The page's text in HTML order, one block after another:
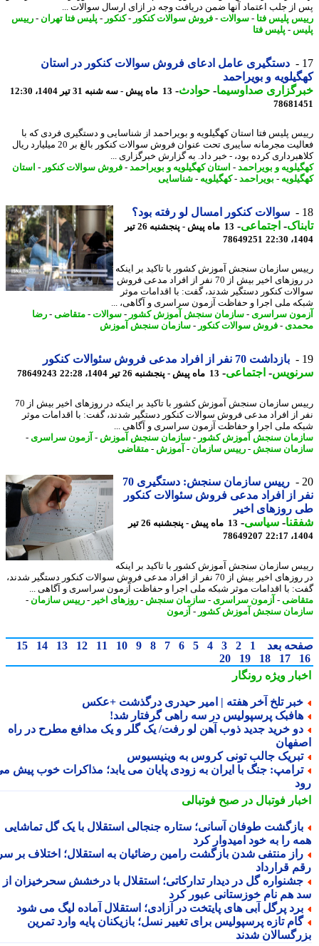
جلب اعتماد آنها ضمن دریافت وجه در ازای ارسال سوالات ...
پلیس فتا- سوالات -فروش سوالات کنکور-کنکور-پلیس فتا تهران-
رییس
-پلیس فتا
دستگیری عامل ادعای فروش سوالات کنکور در استان
و بویراحمد
صداوسیما-حوادث -13 ماه پیش - سه شنبه 31 تیر 1404، 12:30
پلیس فتا استان کهگیلویه و بویراحمد از شناسایی و دستگیری فردی که با
فعالیت مجرمانه سایبری تحت عنوان فروش سوالات کنکور بالغ بر 20 میلیارد ریال
کرده بود، - خبر داد. به گزارش خبرگزاری ...
و بویراحمد -استان کهگیلویه و بویراحمد -فروش سوالات کنکور-استان
-بویراحمد -کهگیلویه-شناسایی
سوالات کنکور امسال لو رفته بود؟
-اجتماعی-
13 ماه پیش - پنجشنبه 26 تیر
78649251
سازمان سنجش آموزش کشور با تاکید بر اینکه
در روزهای اخیر بیش از 70 نفر از افراد مدعی فروش
کنکور دستگیر شدند، گفت: با اقدامات موثر
ملی اجرا و حفاظت آزمون سراسری و آگاهی، ...
سراسری- سازمان سنجش آموزش کشور-سوالات -متقاضی-رضا
-فروش سوالات کنکور-سازمان سنجش آموزش
بازداشت 70 نفر از افراد مدعی فروش سئوالات کنکور
-اجتماعی-13 ماه پیش - پنجشنبه 26 تیر 1404، 22:28 78649243
رییس سازمان سنجش آموزش کشور با تاکید بر اینکه در روزهای اخیر بیش از 70
از افراد مدعی فروش سوالات کنکور دستگیر شدند، گفت: با اقدامات موثر
ملی اجرا و حفاظت آزمون سراسری و آگاهی ...
سنجش آموزش کشور-سازمان سنجش آموزش-آزمون سراسری-
سنجش-رییس سازمان -آموزش-متقاضی
رییس سازمان سنجش: دستگیری 70
از افراد مدعی فروش سئوالات کنکور
روزهای اخیر
-سیاسی-
13 ماه پیش - پنجشنبه 26 تیر
78649207
سازمان سنجش آموزش کشور با تاکید بر اینکه
در روزهای اخیر بیش از 70 نفر از افراد مدعی فروش سوالات کنکور دستگیر شدند،
با اقدامات موثر شبکه ملی اجرا و حفاظت آزمون سراسری و آگاهی ...
-آزمون سراسری- سازمان سنجش-روزهای اخیر -رییس سازمان -
سنجش آموزش کشور-آزمون
بعد 1
2
3
4
5
6
7
8
9
10
11
12
13
14
15
17
18
19
20
ویژهرونگار
تلخ آخر هفته | امیر حیدری درگذشت +عکس
پرسپولیس در سه راهی گرفتار شد!
خرید جدید ذوب آهن لو رفت/ یک گلر و یک مدافع مطرح در راه
جالب تونی کروس به وینیسیوس
جنگ با ایران به زودی پایان می یابد؛ مذاکرات خوب پیش می
فوتبال در صبح فوتبالی
طوفان آسانی؛ ستاره جنجالی استقلال با یک گل تماشایی
را به خود امیدوار کرد
منتفی شدن بازگشت رامین رضائیان به استقلال؛ اختلاف بر سر
قرارداد
گل در دیدار تدارکاتی؛ استقلال با درخشش سحرخیزان از
هم نام خوزستانی عبور کرد
پرگل آبی های پایتخت در آزادی؛ استقلال آماده لیگ می شود
تازه پرسپولیس برای تغییر نسل؛ بازیکنان پایه وارد تمرین
شدند